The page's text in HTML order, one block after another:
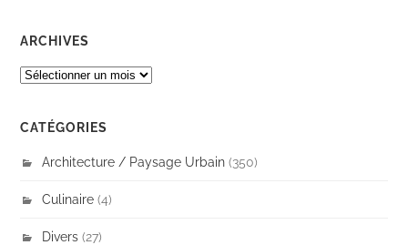
ARCHIVES
ARCHIVES
CATÉGORIES
Architecture / Paysage Urbain (350)
Culinaire (4)
Divers (27)